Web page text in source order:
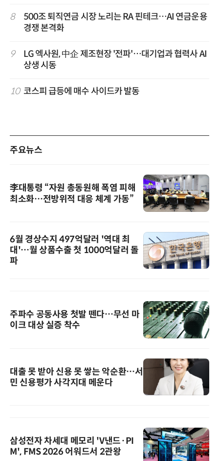
8
500조 퇴직연금 시장 노리는 RA 핀테크…AI 연금운용
경쟁 본격화
9
LG 엑사원, 中企 제조현장 '전파'…대기업과 협력사 AI
상생 시동
10 코스피 급등에 매수 사이드카 발동
주요뉴스
李대통령 “자원 총동원해 폭염 피해
최소화…전방위적 대응 체계 가동”
6월 경상수지 497억달러 '역대 최
대'…월 상품수출 첫 1000억달러 돌
파
주파수 공동사용 첫발 뗀다…무선 마
이크 대상 실증 착수
대출 못 받아 신용 못 쌓는 악순환…서
민 신용평가 사각지대 메운다
삼성전자 차세대 메모리 'V낸드·PI
M', FMS 2026 어워드서 2관왕